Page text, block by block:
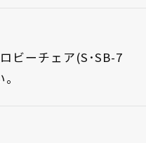
ビーチェア(S･SB-7